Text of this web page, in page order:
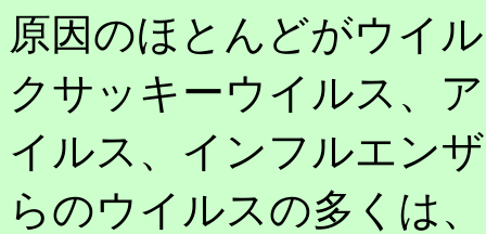
原因のほとんどがウイ
クサッキーウイルス、
イルス、インフルエン
らのウイルスの多くは